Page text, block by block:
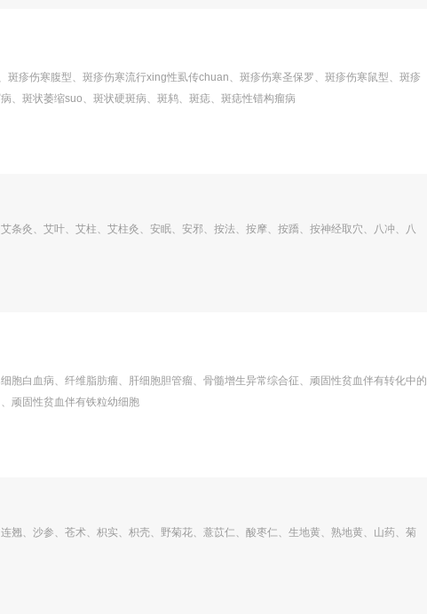
斑疹伤寒腹型、斑疹伤寒流行xing性虱传chuan、斑疹伤寒圣保罗、斑疹伤寒鼠型、斑疹
、斑状萎缩suo、斑状硬斑病、斑鸫、斑痣、斑痣性错构瘤病
条灸、艾叶、艾柱、艾柱灸、安眠、安邪、按法、按摩、按蹻、按神经取穴、八冲、八
胞白血病、纤维脂肪瘤、肝细胞胆管瘤、骨髓增生异常综合征、顽固性贫血伴有转化中的
顽固性贫血伴有铁粒幼细胞
翘、沙参、苍术、枳实、枳壳、野菊花、薏苡仁、酸枣仁、生地黄、熟地黄、山药、菊